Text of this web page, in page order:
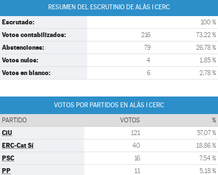
RESUMEN DEL ESCRUTINIO DE ALÀS I CERC
Escrutado: 100 %
Votos contabilizados: 216 73,22 %
Abstenciones: 79 26,78 %
Votos nulos: 4 1,85 %
Votos en blanco: 6 2,78 %
VOTOS POR PARTIDOS EN ALÀS I CERC
PARTIDO VOTOS %
CiU 121 57,07 %
ERC-Cat Sí 40 18,86 %
PSC 16 7,54 %
PP 11 5,18 %